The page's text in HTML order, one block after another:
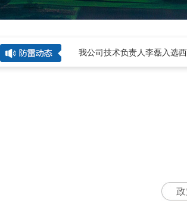
28] 我公司技术负责人李磊入选西